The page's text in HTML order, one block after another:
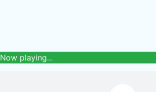
Now playing...